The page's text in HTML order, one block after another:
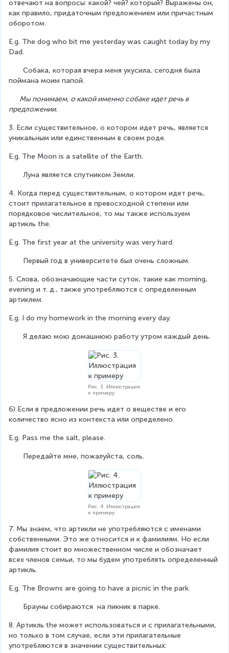
отвечают на вопросы: какой? чей? который? Выражены он,
как правило, придаточным предложением или причастным
оборотом.
E.g. The dog who bit me yesterday was caught today by my
Dad.
Собака, которая вчера меня укусила, сегодня была
поймана моим папой.
Мы понимаем, о какой именно собаке идет речь в
предложении.
3. Если существительное, о котором идет речь, является
уникальным или единственным в своем роде.
E.g. The Moon is a satellite of the Earth.
Луна является спутником Земли.
4. Когда перед существительным, о котором идет речь,
стоит прилагательное в превосходной степени или
порядковое числительное, то мы также используем
артикль the.
E.g. The first year at the university was very hard.
Первый год в университете был очень сложным.
5. Слова, обозначающие части суток, такие как morning,
evening и т. д., также употребляются с определенным
артиклем.
E.g. I do my homework in the morning every day.
Я делаю мою домашнюю работу утром каждый день.
Рис. 3. Иллюстрация
к примеру
6) Если в предложении речь идет о веществе и его
количество ясно из контекста или определено.
E.g. Pass me the salt, please.
Передайте мне, пожалуйста, соль.
Рис. 4. Иллюстрация
к примеру
7. Мы знаем, что артикли не употребляются с именами
собственными. Это же относится и к фамилиям. Но если
фамилия стоит во множественном числе и обозначает
всех членов семьи, то мы будем употреблять определенный
артикль.
E.g. The Browns are going to have a picnic in the park.
Брауны собираются  на пикник в парке.
8. Артикль the может использоваться и с прилагательными,
но только в том случае, если эти прилагательные
употребляются в значении существительных: